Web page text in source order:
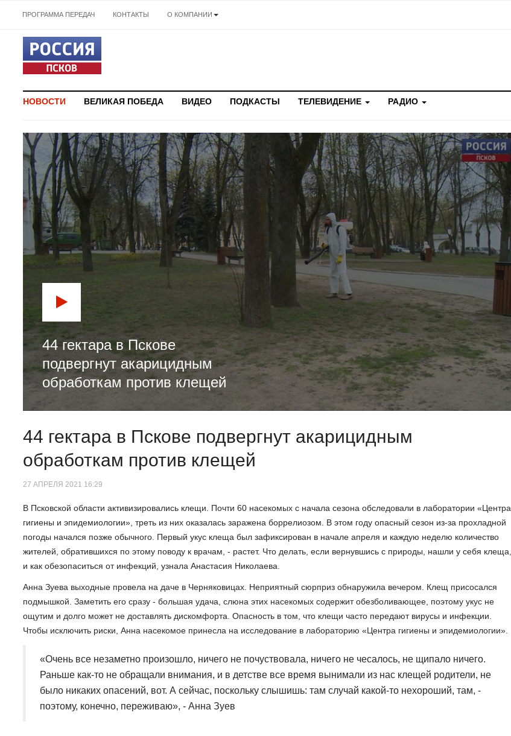
ПРОГРАММА ПЕРЕДАЧ КОНТАКТЫ О КОМПАНИИ
НОВОСТИ ВЕЛИКАЯ ПОБЕДА ВИДЕО ПОДКАСТЫ ТЕЛЕВИДЕНИЕ РАДИО
44 гектара в Пскове
подвергнут акарицидным
обработкам против клещей
44 гектара в Пскове подвергнут акарицидным
обработкам против клещей
27 АПРЕЛЯ 2021 16:29
В Псковской области активизировались клещи. Почти 60 насекомых с начала сезона обследовали в лаборатории «Центра
гигиены и эпидемиологии», треть из них оказалась заражена боррелиозом. В этом году опасный сезон из-за прохладной
погоды начался позже обычного. Первый укус клеща был зафиксирован в начале апреля и каждую неделю количество
жителей, обратившихся по этому поводу к врачам, - растет. Что делать, если вернувшись с природы, нашли у себя клеща,
и как обезопаситься от инфекций, узнала Анастасия Николаева.
Анна Зуева выходные провела на даче в Черняковицах. Неприятный сюрприз обнаружила вечером. Клещ присосался
подмышкой. Заметить его сразу - большая удача, слюна этих насекомых содержит обезболивающее, поэтому укус не
ощутим и долго может не доставлять дискомфорта. Опасность в том, что клещи часто передают вирусы и инфекции.
Чтобы исключить риски, Анна насекомое принесла на исследование в лабораторию «Центра гигиены и эпидемиологии».
«Очень все незаметно произошло, ничего не почуствовала, ничего не чесалось, не щипало ничего.
Раньше как-то не обращали внимания, и в детстве все время вынимали из нас клещей родители, не
было никаких опасений, вот. А сейчас, поскольку слышишь: там случай какой-то нехороший, там, -
поэтому, конечно, переживаю», - Анна Зуев